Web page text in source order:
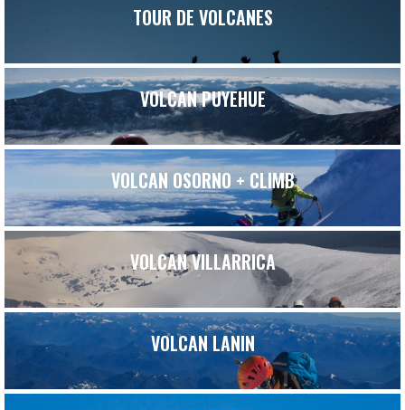
TOUR DE VOLCANES
VOLCAN PUYEHUE
VOLCAN OSORNO + CLIMB
VOLCAN VILLARRICA
VOLCAN LANIN